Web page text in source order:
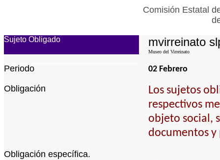
Comisión Estatal
Sujeto Obligado mvirreinato
Museo del Virreinato
Periodo 02 Febrero
Obligación
Los sujetos
respectivos
objeto social,
documentos y
Obligación específica.